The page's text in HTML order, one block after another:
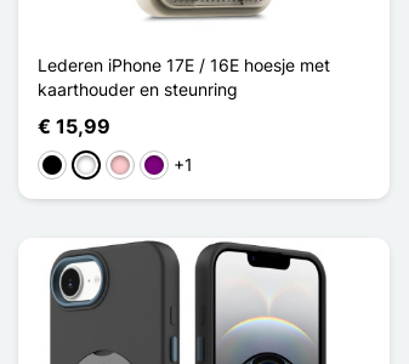
Lederen iPhone 17E / 16E hoesje met
kaarthouder en steunring
€ 15,99
ZwartWit RozePurper
+1